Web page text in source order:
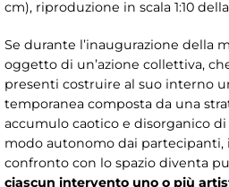
cm), riproduzione in scala 1:10
Se durante l’inaugurazione della
oggetto di un’azione collettiva,
presenti costruire al suo interno
temporanea composta da una
accumulo caotico e disorganico
modo autonomo dai partecipanti,
confronto con lo spazio diventa
ciascun intervento uno o più